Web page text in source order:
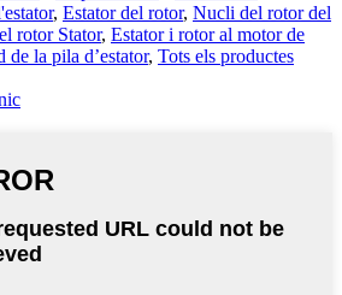
, Estator del rotor, Nucli del rotor del
rotor Stator, Estator i rotor al motor de
de la pila d’estator, Tots els productes